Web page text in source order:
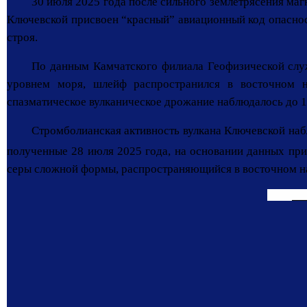
Ключевской присвоен “красный” авиационный код
строя.
По данным Камчатского филиала Геофизической
уровнем моря, шлейф распространился в восточном
спазматическое вулканическое дрожание наблюдалось до
Стромболианская активность вулкана Ключевской
полученные 28 июля 2025 года, на основании данных
серы сложной формы, распространяющийся в восточном